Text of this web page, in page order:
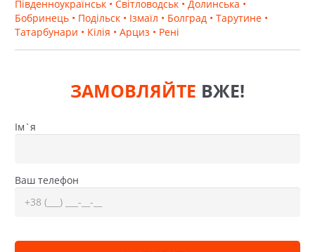
Південноукраїнськ • Світловодськ • Долинська •
Бобринець • Подільск • Ізмаїл • Болград • Тарутине •
Татарбунари • Кілія • Арциз • Рені
ЗАМОВЛЯЙТЕ ВЖЕ!
Ім`я
Ваш телефон